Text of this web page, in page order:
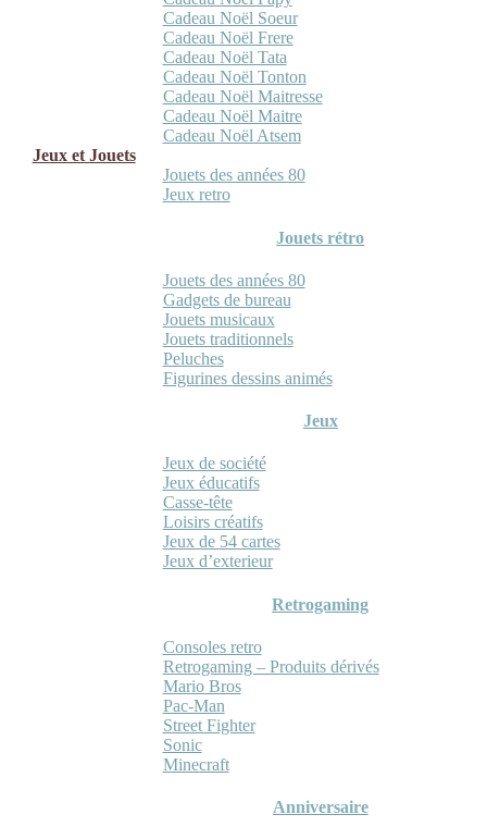
Cadeau Noël Soeur
Cadeau Noël Frere
Cadeau Noël Tata
Cadeau Noël Tonton
Cadeau Noël Maitresse
Cadeau Noël Maitre
Cadeau Noël Atsem
Jeux et Jouets
Jouets des années 80
Jeux retro
Jouets rétro
Jouets des années 80
Gadgets de bureau
Jouets musicaux
Jouets traditionnels
Peluches
Figurines dessins animés
Jeux
Jeux de société
Jeux éducatifs
Casse-tête
Loisirs créatifs
Jeux de 54 cartes
Jeux d’exterieur
Retrogaming
Consoles retro
Retrogaming – Produits dérivés
Mario Bros
Pac-Man
Street Fighter
Sonic
Minecraft
Anniversaire